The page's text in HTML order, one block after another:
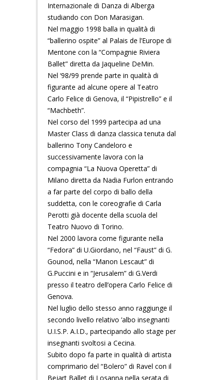
Internazionale di Danza di Alberga
studiando con Don Marasigan.
Nel maggio 1998 balla in qualità di
“ballerino ospite” al Palais de l’Europe di
Mentone con la “Compagnie Riviera
Ballet” diretta da Jaqueline DeMin.
Nel ‘98/99 prende parte in qualità di
figurante ad alcune opere al Teatro
Carlo Felice di Genova, il “Pipistrello” e il
“Machbeth”.
Nel corso del 1999 partecipa ad una
Master Class di danza classica tenuta dal
ballerino Tony Candeloro e
successivamente lavora con la
compagnia “La Nuova Operetta” di
Milano diretta da Nadia Furlon entrando
a far parte del corpo di ballo della
suddetta, con le coreografie di Carla
Perotti già docente della scuola del
Teatro Nuovo di Torino.
Nel 2000 lavora come figurante nella
“Fedora” di U.Giordano, nel “Faust” di G.
Gounod, nella “Manon Lescaut” di
G.Puccini e in “Jerusalem” di G.Verdi
presso il teatro dell’opera Carlo Felice di
Genova.
Nel luglio dello stesso anno raggiunge il
secondo livello relativo ’albo insegnanti
U.I.S.P. A.I.D., partecipando allo stage per
insegnanti svoltosi a Cecina.
Subito dopo fa parte in qualità di artista
comprimario del “Bolero” di Ravel con il
Bejart Ballet di Losanna nella serata di